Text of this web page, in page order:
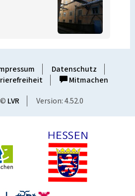
Datenschutz
Mitmachen
LVR Version: 4.52.0